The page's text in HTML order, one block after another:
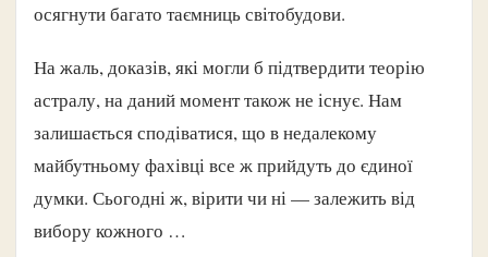
осягнути багато таємниць світобудови.
На жаль, доказів, які могли б підтвердити теорію
астралу, на даний момент також не існує. Нам
залишається сподіватися, що в недалекому
майбутньому фахівці все ж прийдуть до єдиної
думки. Сьогодні ж, вірити чи ні — залежить від
вибору кожного …